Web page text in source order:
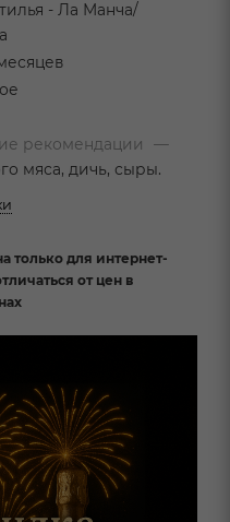
- Ла Манча/
рекомендации
—
мяса, дичь, сыры.
только для интернет-
от цен в